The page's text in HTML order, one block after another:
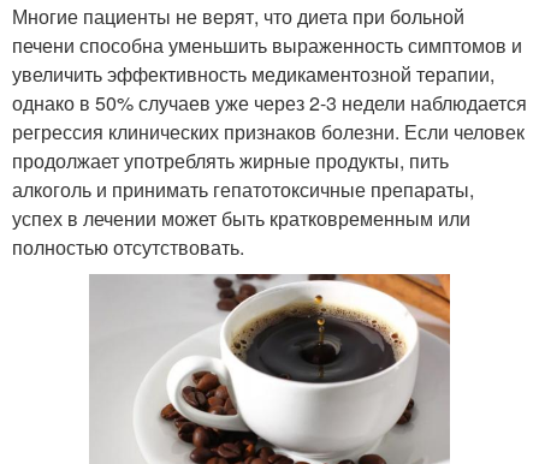
Многие пациенты не верят, что диета при больной
печени способна уменьшить выраженность симптомов и
увеличить эффективность медикаментозной терапии,
однако в 50% случаев уже через 2-3 недели наблюдается
регрессия клинических признаков болезни. Если человек
продолжает употреблять жирные продукты, пить
алкоголь и принимать гепатотоксичные препараты,
успех в лечении может быть кратковременным или
полностью отсутствовать.